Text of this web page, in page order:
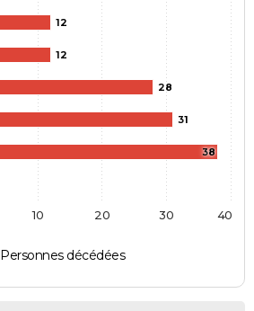
12
12
28
31
38
Personnes décédées
10 20 30 40